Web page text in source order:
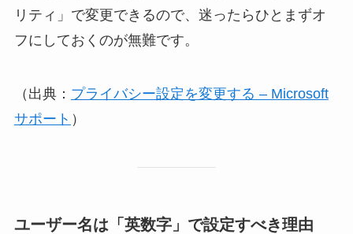
リティ」で変更できるので、迷ったらひとまずオ
フにしておくのが無難です。
（出典： プライバシー設定を変更する – Microsoft
サポート ）
ユーザー名は「英数字」で設定すべき理由